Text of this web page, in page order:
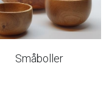
Småboller